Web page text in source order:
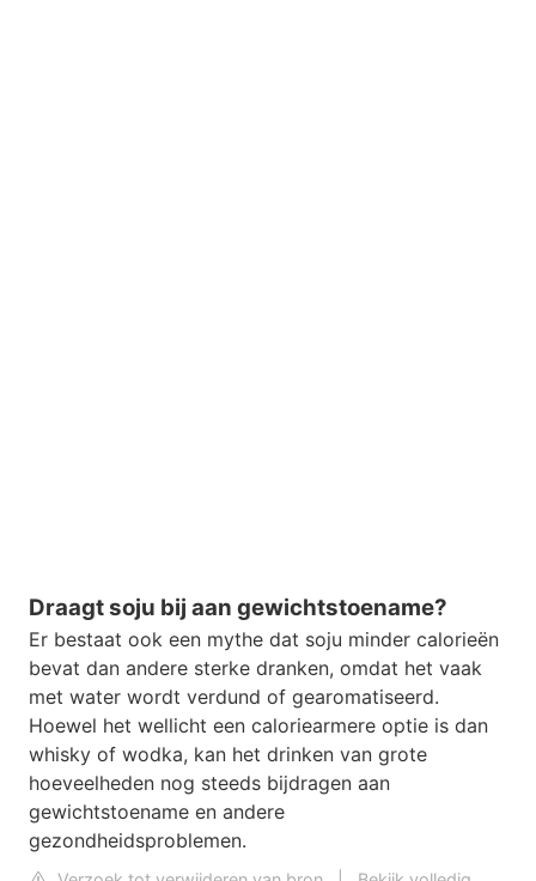
Draagt ​​soju bij aan gewichtstoename?
Er bestaat ook een mythe dat soju minder calorieën
bevat dan andere sterke dranken, omdat het vaak
met water wordt verdund of gearomatiseerd.
Hoewel het wellicht een caloriearmere optie is dan
whisky of wodka, kan het drinken van grote
hoeveelheden nog steeds bijdragen aan
gewichtstoename en andere
gezondheidsproblemen.